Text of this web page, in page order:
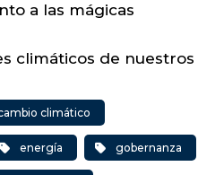
a las mágicas
climáticos de nuestros
climático
energía gobernanza